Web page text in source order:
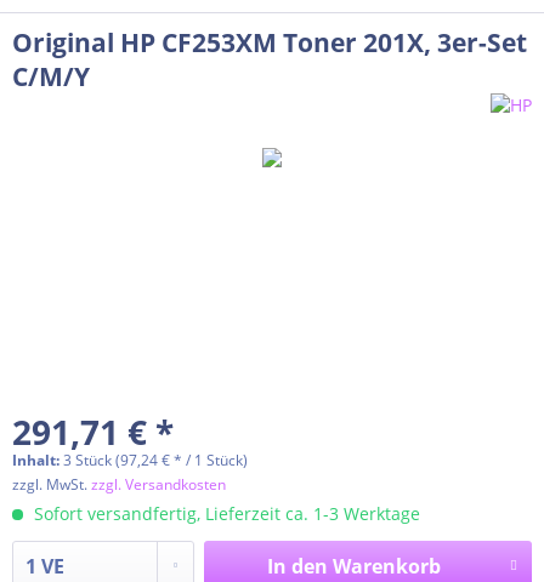
Original HP CF253XM Toner 201X, 3er-Set
C/M/Y
291,71 € *
Inhalt:3 Stück (97,24 € * / 1 Stück)
zzgl. MwSt.zzgl. Versandkosten
Sofort versandfertig, Lieferzeit ca. 1-3 Werktage
In den Warenkorb